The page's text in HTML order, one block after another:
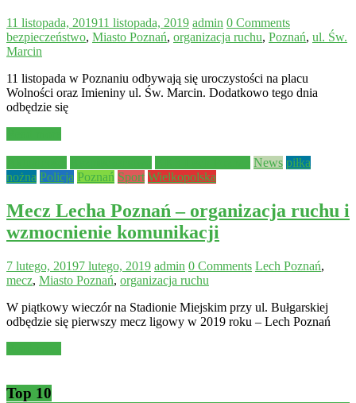
11 listopada, 201911 listopada, 2019 admin 0 Comments
bezpieczeństwo, Miasto Poznań, organizacja ruchu, Poznań, ul. Św.
Marcin
11 listopada w Poznaniu odbywają się uroczystości na placu
Wolności oraz Imieniny ul. Św. Marcin. Dodatkowo tego dnia
odbędzie się
News piłka
nożna Policja Poznań Sport Wielkopolska
Mecz Lecha Poznań – organizacja ruchu i
wzmocnienie komunikacji
7 lutego, 20197 lutego, 2019 admin 0 Comments Lech Poznań,
mecz, Miasto Poznań, organizacja ruchu
W piątkowy wieczór na Stadionie Miejskim przy ul. Bułgarskiej
odbędzie się pierwszy mecz ligowy w 2019 roku – Lech Poznań
Top 10